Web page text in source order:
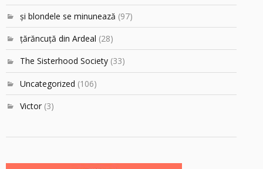
şi blondele se minunează (97)
ţărăncuţă din Ardeal (28)
The Sisterhood Society (33)
Uncategorized (106)
Victor (3)